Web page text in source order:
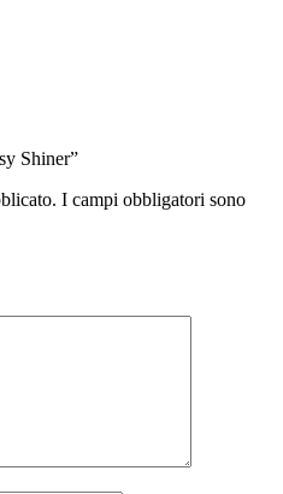
Shiner”
I campi obbligatori sono